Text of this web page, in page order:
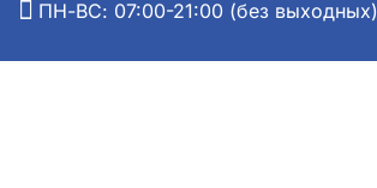
ПН-ВС: 07:00-21:00 (без выходных)